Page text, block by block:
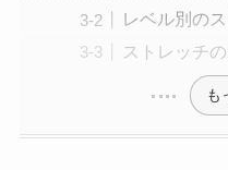
レベル別の
ストレッチ
も